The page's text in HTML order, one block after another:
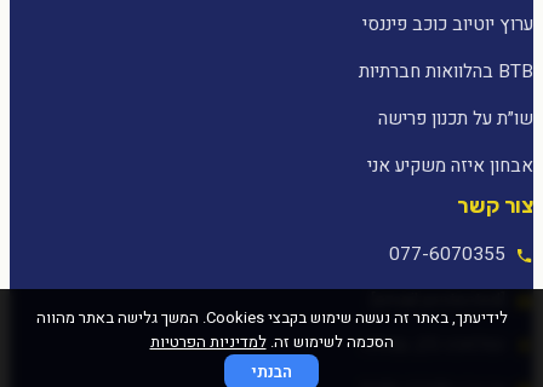
ערוץ יוטיוב כוכב פיננסי
BTB בהלוואות חברתיות
שו״ת על תכנון פרישה
אבחון איזה משקיע אני
צור קשר
077-6070355
לידיעתך, באתר זה נעשה שימוש בקבצי Cookies. המשך גלישה באתר מהווה
הסכמה לשימוש זה.למדיניות הפרטיות
הבנתי